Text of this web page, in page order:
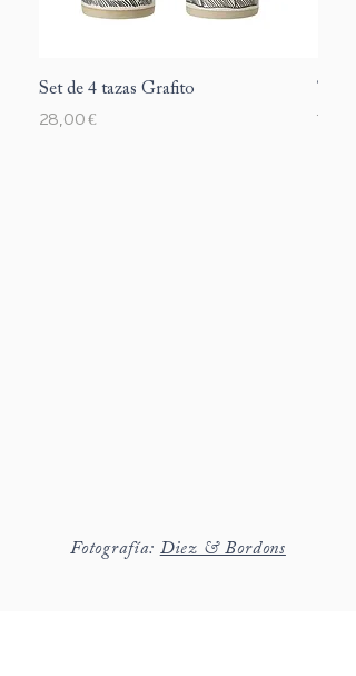
Set de 4 tazas Grafito
Precio
28,00 €
Taza
Precio
12,00
Fotografía: Diez & Bordons